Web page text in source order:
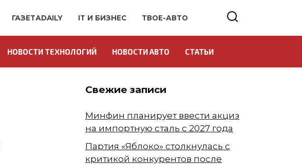
ГАЗЕТАDAILY IT И БИЗНЕС ТВОЕ-АВТО
НОВОСТИ ТЕХНОЛОГИЙ НОВОСТИ АВТО СТАТЬИ
Свежие записи
Минфин планирует ввести акциз
на импортную сталь с 2027 года
Партия «Яблоко» столкнулась с
критикой конкурентов после